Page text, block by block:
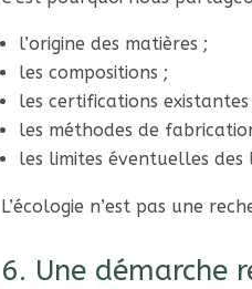
l’origine des matières ;
les compositions ;
les certifications existantes
les méthodes de
les limites éventuelles des
L’écologie n’est pas une
6. Une démarche